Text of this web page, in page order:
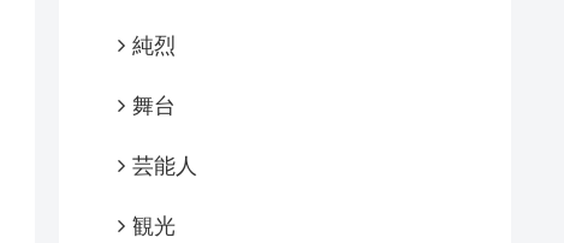
純烈
舞台
芸能人
観光